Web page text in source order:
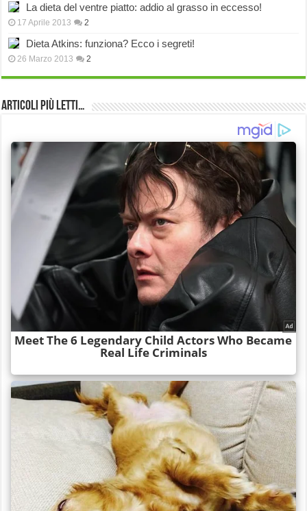
La dieta del ventre piatto: addio al grasso in eccesso!
17 Aprile 2013 2
Dieta Atkins: funziona? Ecco i segreti!
26 Marzo 2013 2
Articoli più Letti…